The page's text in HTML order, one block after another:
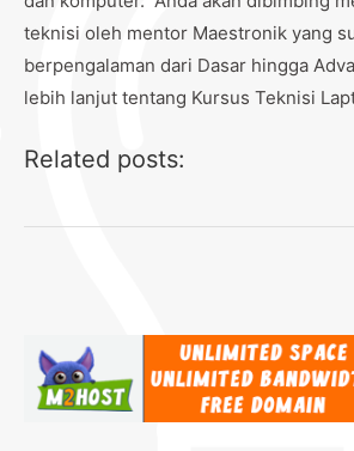
teknisi oleh mentor Maestronik yang
berpengalaman dari Dasar hingga
lebih lanjut tentang Kursus Teknisi
Related posts: